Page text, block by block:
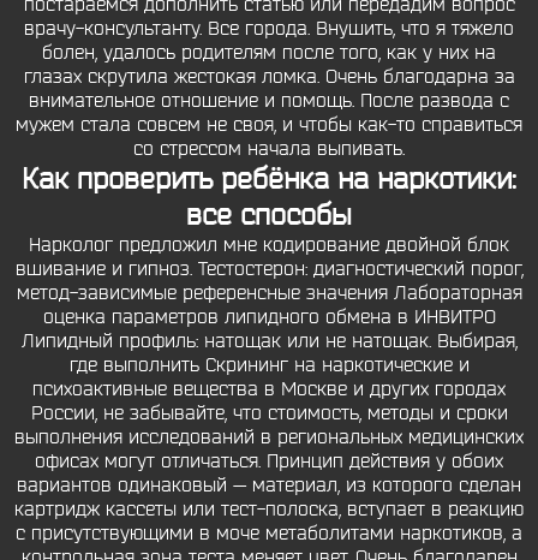
постараемся дополнить статью или передадим вопрос
врачу-консультанту. Все города. Внушить, что я тяжело
болен, удалось родителям после того, как у них на
глазах скрутила жестокая ломка. Очень благодарна за
внимательное отношение и помощь. После развода с
мужем стала совсем не своя, и чтобы как-то справиться
со стрессом начала выпивать.
Как проверить ребёнка на наркотики:
все способы
Нарколог предложил мне кодирование двойной блок
вшивание и гипноз. Тестостерон: диагностический порог,
метод-зависимые референсные значения Лабораторная
оценка параметров липидного обмена в ИНВИТРО
Липидный профиль: натощак или не натощак. Выбирая,
где выполнить Скрининг на наркотические и
психоактивные вещества в Москве и других городах
России, не забывайте, что стоимость, методы и сроки
выполнения исследований в региональных медицинских
офисах могут отличаться. Принцип действия у обоих
вариантов одинаковый — материал, из которого сделан
картридж кассеты или тест-полоска, вступает в реакцию
с присутствующими в моче метаболитами наркотиков, а